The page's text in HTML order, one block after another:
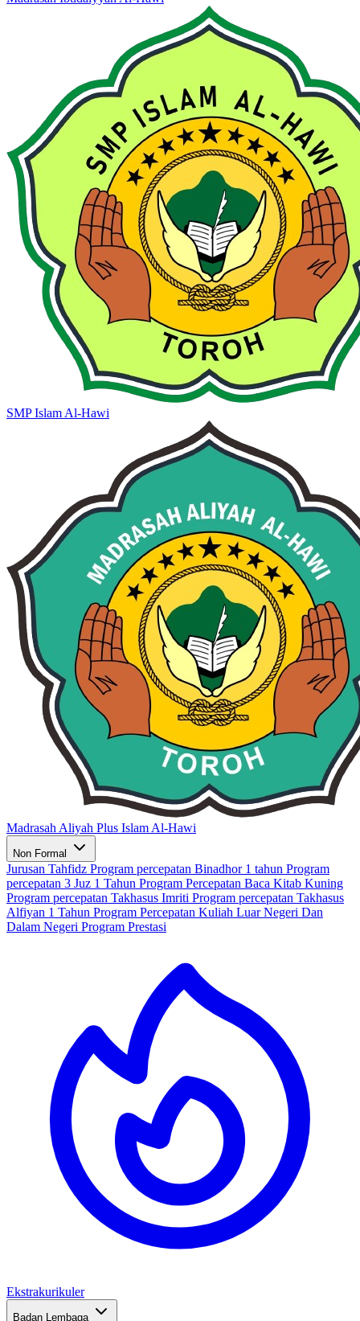
SMP Islam Al-Hawi
Madrasah Aliyah Plus Islam Al-Hawi
Non Formal
Jurusan Tahfidz Program percepatan Binadhor 1 tahun Program
percepatan 3 Juz 1 Tahun Program Percepatan Baca Kitab Kuning
Program percepatan Takhasus Imriti Program percepatan Takhasus
Alfiyan 1 Tahun Program Percepatan Kuliah Luar Negeri Dan
Dalam Negeri Program Prestasi
Ekstrakurikuler
Badan Lembaga